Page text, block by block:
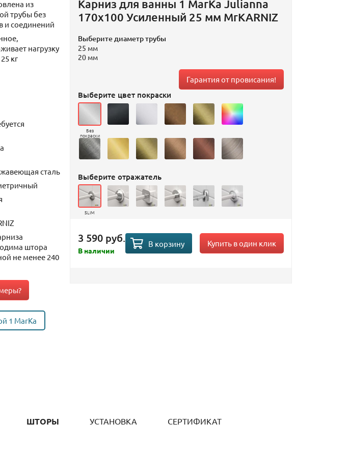
из
трубы без
и соединений
нагрузку
кг
сталь
штора
не менее 240
1 MarKa
Карниз для ванны 1 MarKa Julianna
170х100 Усиленный 25 мм MrKARNIZ
Выберите диаметр трубы
25 мм
20 мм
Гарантия от провисания!
Выберите цвет покраски
Без
покраски
Выберите отражатель
SLIM
3 590 руб.
В наличии
В корзину Купить в один клик
ШТОРЫ УСТАНОВКА
СЕРТИФИКАТ